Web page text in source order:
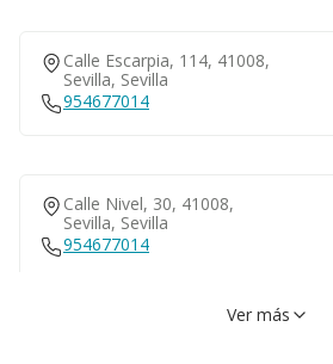
Calle Escarpia, 114, 41008,
Sevilla, Sevilla
954677014
Calle Nivel, 30, 41008,
Sevilla, Sevilla
954677014
Ver más